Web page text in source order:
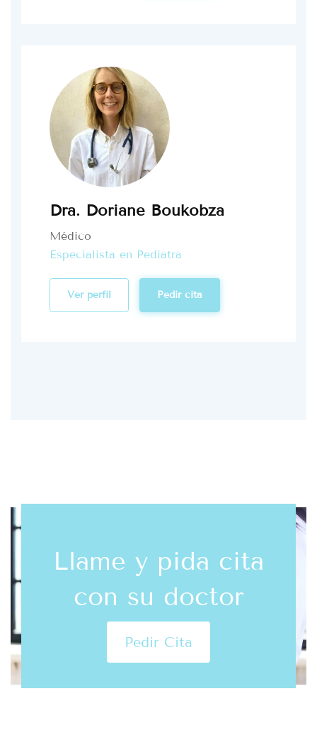
Dra. Doriane Boukobza
Médico
Especialista en Pediatra
Ver perfil Pedir cita
Llame y pida cita
con su doctor
Pedir Cita